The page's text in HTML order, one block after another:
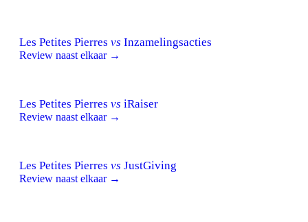
Les Petites Pierres vs Inzamelingsacties
Review naast elkaar →
Les Petites Pierres vs iRaiser
Review naast elkaar →
Les Petites Pierres vs JustGiving
Review naast elkaar →